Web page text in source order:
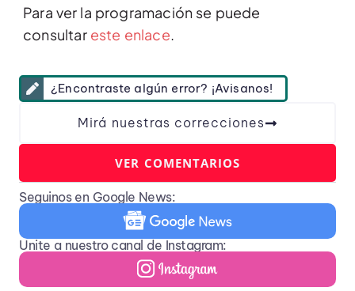
Para ver la programación se puede
consultar este enlace.
¿Encontraste algún error? ¡Avisanos!
Mirá nuestras correcciones
VER COMENTARIOS
Seguinos en Google News:
Unite a nuestro canal de Instagram: